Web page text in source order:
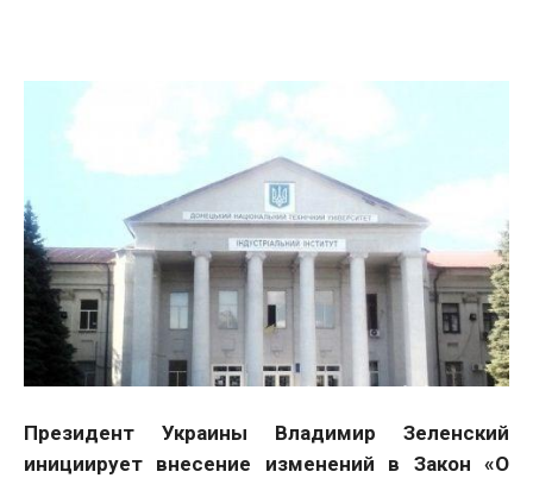
Президент Украины Владимир Зеленский
инициирует внесение изменений в Закон «О